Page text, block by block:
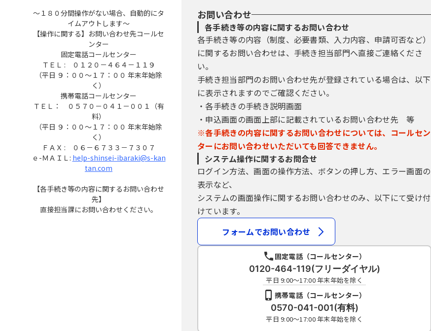
～１８０分間操作がない場合、自動的にタ
イムアウトします～
【操作に関する】お問い合わせ先コールセ
ンター
固定電話コールセンター
ＴＥＬ : ０１２０－４６４－１１９
（平日 ９：００～１７：００ 年末年始除
く）
携帯電話コールセンター
ＴＥＬ： ０５７０－０４１－００１（有
料）
（平日 ９：００～１７：００ 年末年始除
く）
ＦＡＸ : ０６－６７３３－７３０７
ｅ-ＭＡＩＬ: help-shinsei-ibaraki@s-kan
tan.com
【各手続き等の内容に関するお問い合わせ
先】
直接担当課にお問い合わせください。
お問い合わせ
各手続き等の内容に関するお問い合わせ
各手続き等の内容（制度、必要書類、入力内容、申請可否など）
に関するお問い合わせは、手続き担当部門へ直接ご連絡くださ
い。
手続き担当部門のお問い合わせ先が登録されている場合は、以下
に表示されますのでご確認ください。
・各手続きの手続き説明画面
・申込画面の画面上部に記載されているお問い合わせ先 等
※各手続きの内容に関するお問い合わせについては、コールセン
ターにお問い合わせいただいても回答できません。
システム操作に関するお問合せ
ログイン方法、画面の操作方法、ボタンの押し方、エラー画面の
表示など、
システムの画面操作に関するお問い合わせのみ、以下にて受け付
けています。
フォームでお問い合わせ
固定電話（コールセンター）
0120-464-119(フリーダイヤル)
平日 9:00～17:00 年末年始を除く
携帯電話（コールセンター）
0570-041-001(有料)
平日 9:00～17:00 年末年始を除く